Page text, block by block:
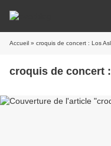
Accueil » croquis de concert : Los
croquis de concert